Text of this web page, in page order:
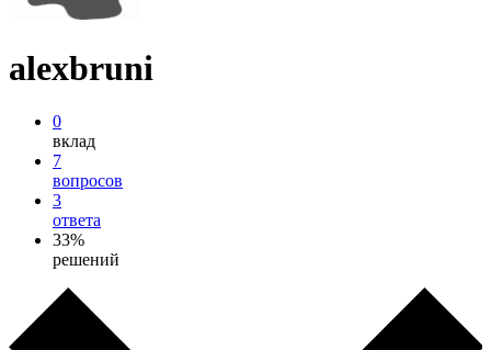
alexbruni
0
вклад
7
вопросов
3
ответа
33%
решений